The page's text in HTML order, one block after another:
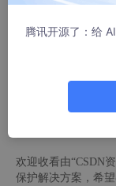
欢迎收看由“CSDN
保护解决方案，希望
腾讯开源了：给